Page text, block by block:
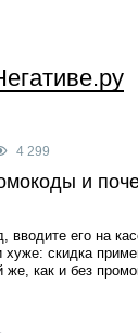
4 299
и
вводите его на
скидка
же, как и без